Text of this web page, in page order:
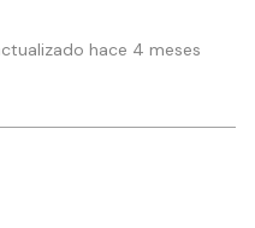
hace 4 meses